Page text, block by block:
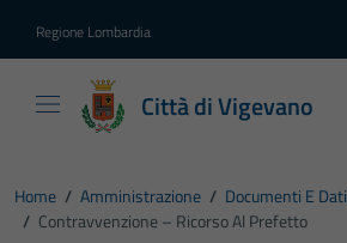
Regione Lombardia
Città di Vigevano
Home / Amministrazione / Documenti E Dati
/ Contravvenzione – Ricorso Al Prefetto